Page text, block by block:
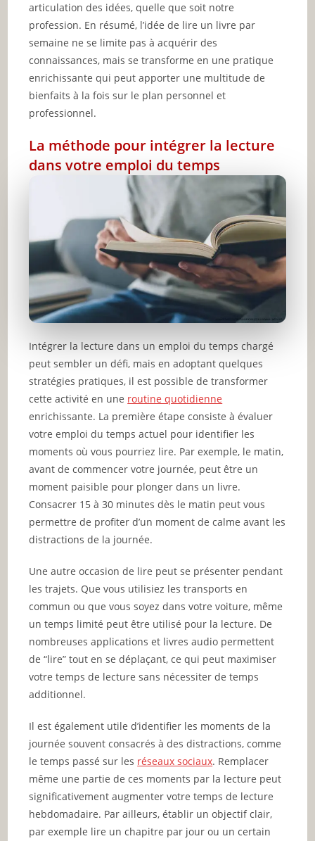
articulation des idées, quelle que soit notre
profession. En résumé, l’idée de lire un livre par
semaine ne se limite pas à acquérir des
connaissances, mais se transforme en une pratique
enrichissante qui peut apporter une multitude de
bienfaits à la fois sur le plan personnel et
professionnel.
La méthode pour intégrer la lecture
dans votre emploi du temps
Intégrer la lecture dans un emploi du temps chargé
peut sembler un défi, mais en adoptant quelques
stratégies pratiques, il est possible de transformer
cette activité en une routine quotidienne
enrichissante. La première étape consiste à évaluer
votre emploi du temps actuel pour identifier les
moments où vous pourriez lire. Par exemple, le matin,
avant de commencer votre journée, peut être un
moment paisible pour plonger dans un livre.
Consacrer 15 à 30 minutes dès le matin peut vous
permettre de profiter d’un moment de calme avant les
distractions de la journée.
Une autre occasion de lire peut se présenter pendant
les trajets. Que vous utilisiez les transports en
commun ou que vous soyez dans votre voiture, même
un temps limité peut être utilisé pour la lecture. De
nombreuses applications et livres audio permettent
de “lire” tout en se déplaçant, ce qui peut maximiser
votre temps de lecture sans nécessiter de temps
additionnel.
Il est également utile d’identifier les moments de la
journée souvent consacrés à des distractions, comme
le temps passé sur les réseaux sociaux. Remplacer
même une partie de ces moments par la lecture peut
significativement augmenter votre temps de lecture
hebdomadaire. Par ailleurs, établir un objectif clair,
par exemple lire un chapitre par jour ou un certain